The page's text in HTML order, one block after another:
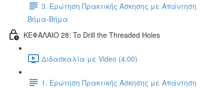
3. Ερώτηση Πρακτικής Άσκησης με Απάντηση
Βήμα-Βήμα
ΚΕΦΑΛΑΙΟ 28: To Drill the Threaded Holes
Διδασκαλία με Video (4:00)
1. Ερώτηση Πρακτικής Άσκησης με Απάντηση